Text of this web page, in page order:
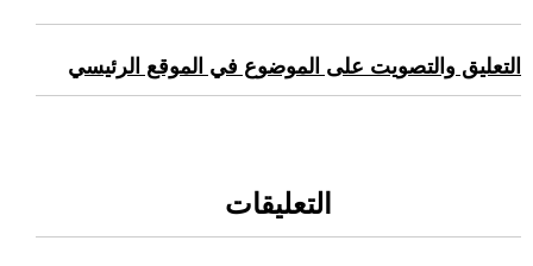
التعليق والتصويت على الموضوع في الموقع الرئيسي
التعليقات